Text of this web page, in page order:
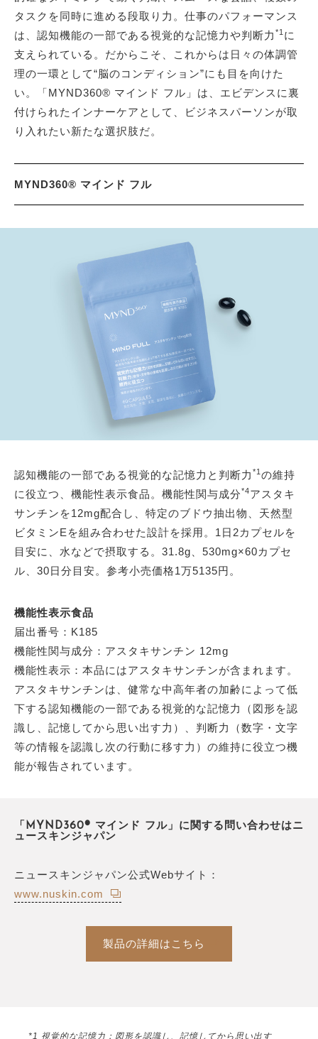
タスクを同時に進める段取り力。仕事のパフォーマンス
は、認知機能の一部である視覚的な記憶力や判断力 *1 に
支えられている。だからこそ、これからは日々の体調管
理の一環として“脳のコンディション”にも目を向けた
い。「MYND360® マインド フル」は、エビデンスに裏
付けられたインナーケアとして、ビジネスパーソンが取
り入れたい新たな選択肢だ。
MYND360® マインド フル
認知機能の一部である視覚的な記憶力と判断力 *1 の維持
に役立つ、機能性表示食品。機能性関与成分*4アスタキ
サンチンを12mg配合し、特定のブドウ抽出物、天然型
ビタミンEを組み合わせた設計を採用。1日2カプセルを
目安に、水などで摂取する。31.8g、530mg×60カプセ
ル、30日分目安。参考小売価格1万5135円。
機能性表示食品
届出番号：K185
機能性関与成分：アスタキサンチン 12mg
機能性表示：本品にはアスタキサンチンが含まれます。
アスタキサンチンは、健常な中高年者の加齢によって低
下する認知機能の一部である視覚的な記憶力（図形を認
識し、記憶してから思い出す力）、判断力（数字・文字
等の情報を認識し次の行動に移す力）の維持に役立つ機
能が報告されています。
「MYND360® マインド フル」に関する問い合わせはニ
ュースキンジャパン
ニュースキンジャパン公式Webサイト：
www.nuskin.com
製品の詳細はこちら
*1 視覚的な記憶力：図形を認識し、記憶してから思い出す